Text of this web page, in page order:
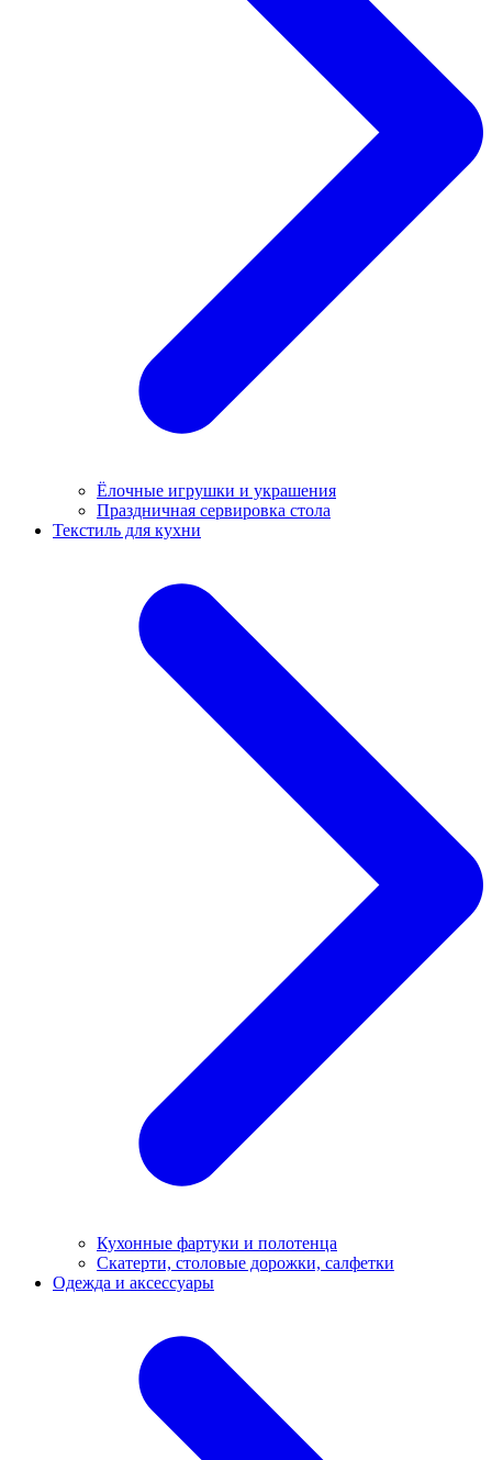
Ёлочные игрушки и украшения
Праздничная сервировка стола
Текстиль для кухни
Кухонные фартуки и полотенца
Скатерти, столовые дорожки, салфетки
Одежда и аксессуары